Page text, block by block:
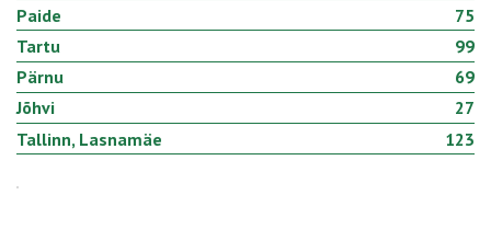
Paide
75
Tartu
99
Pärnu
69
Jõhvi
27
Tallinn, Lasnamäe
123